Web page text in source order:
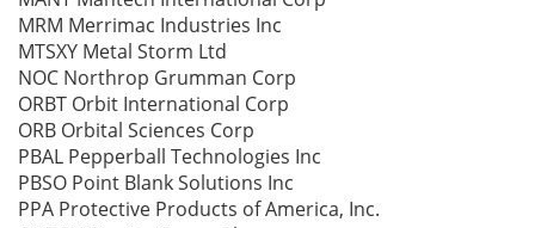
MRM Merrimac Industries Inc
MTSXY Metal Storm Ltd
NOC Northrop Grumman Corp
ORBT Orbit International Corp
ORB Orbital Sciences Corp
PBAL Pepperball Technologies Inc
PBSO Point Blank Solutions Inc
PPA Protective Products of America, Inc.